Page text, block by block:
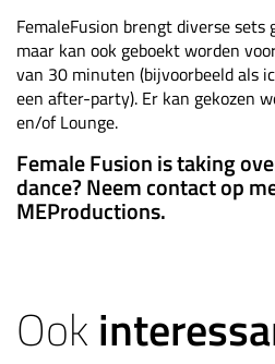
FemaleFusion brengt diverse sets
maar kan ook geboekt worden
van 30 minuten (bijvoorbeeld als
een after-party). Er kan gekozen
en/of Lounge.
Female Fusion is taking
dance? Neem contact op
MEProductions.
Ook